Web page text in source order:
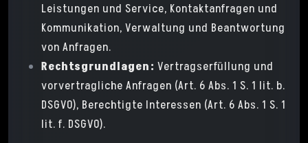
Leistungen und Service, Kontaktanfragen und
Kommunikation, Verwaltung und Beantwortung
von Anfragen.
Rechtsgrundlagen: Vertragserfüllung und
vorvertragliche Anfragen (Art. 6 Abs. 1 S. 1 lit. b.
DSGVO), Berechtigte Interessen (Art. 6 Abs. 1 S. 1
lit. f. DSGVO).